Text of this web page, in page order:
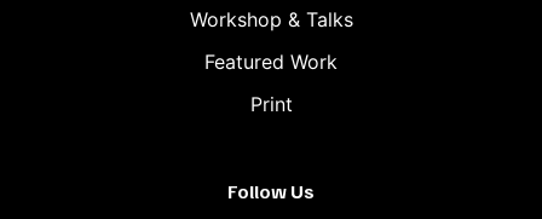
Workshop & Talks
Featured Work
Print
Follow Us